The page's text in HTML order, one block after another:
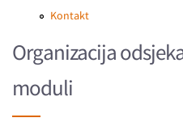
Kontakt
Organizacija
moduli